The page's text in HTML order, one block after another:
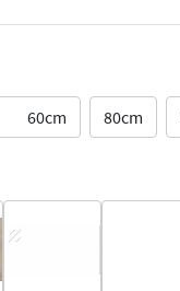
60cm 80cm